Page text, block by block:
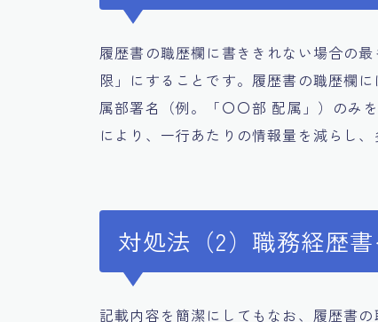
履歴書の職歴欄に書ききれない場合の
限」にすることです。履歴書の職歴欄
属部署名（例。「〇〇部 配属」）のみ
により、一行あたりの情報量を減らし
対処法（2）職務経歴
記載内容を簡潔にしてもなお、履歴書